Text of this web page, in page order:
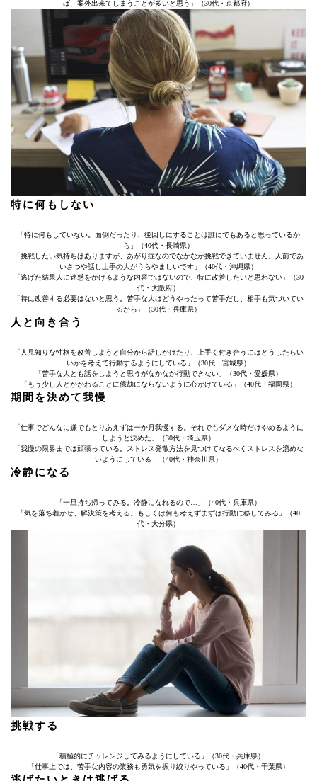
ば、案外出来てしまうことが多いと思う」（30代・京都府）
特に何もしない
「特に何もしていない。面倒だったり、後回しにすることは誰にでもあると思っているか
ら」（40代・長崎県）
「挑戦したい気持ちはありますが、あがり症なのでなかなか挑戦できていません。人前であ
いさつや話し上手の人がうらやましいです」（40代・沖縄県）
「逃げた結果人に迷惑をかけるような内容ではないので、特に改善したいと思わない」（30
代・大阪府）
「特に改善する必要はないと思う。苦手な人はどうやったって苦手だし、相手も気づいてい
るから」（30代・兵庫県）
人と向き合う
「人見知りな性格を改善しようと自分から話しかけたり、上手く付き合うにはどうしたらい
いかを考えて行動するようにしている」（30代・宮城県）
「苦手な人とも話をしようと思うがなかなか行動できない」（30代・愛媛県）
「もう少し人とかかわることに億劫にならないように心がけている」（40代・福岡県）
期間を決めて我慢
「仕事でどんなに嫌でもとりあえずは一か月我慢する。それでもダメな時だけやめるように
しようと決めた」（30代・埼玉県）
「我慢の限界までは頑張っている。ストレス発散方法を見つけてなるべくストレスを溜めな
いようにしている」（40代・神奈川県）
冷静になる
「一旦持ち帰ってみる。冷静になれるので…」（40代・兵庫県）
「気を落ち着かせ、解決策を考える。もしくは何も考えずまずは行動に移してみる」（40
代・大分県）
挑戦する
「積極的にチャレンジしてみるようにしている」（30代・兵庫県）
「仕事上では、苦手な内容の業務も勇気を振り絞りやっている」（40代・千葉県）